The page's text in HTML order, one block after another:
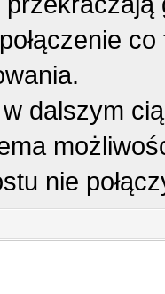
w dalszym
nie